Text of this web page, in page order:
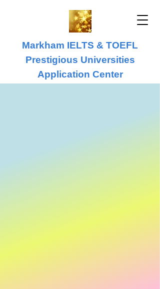
Markham IELTS & TOEFL
Prestigious Universities
Application Center